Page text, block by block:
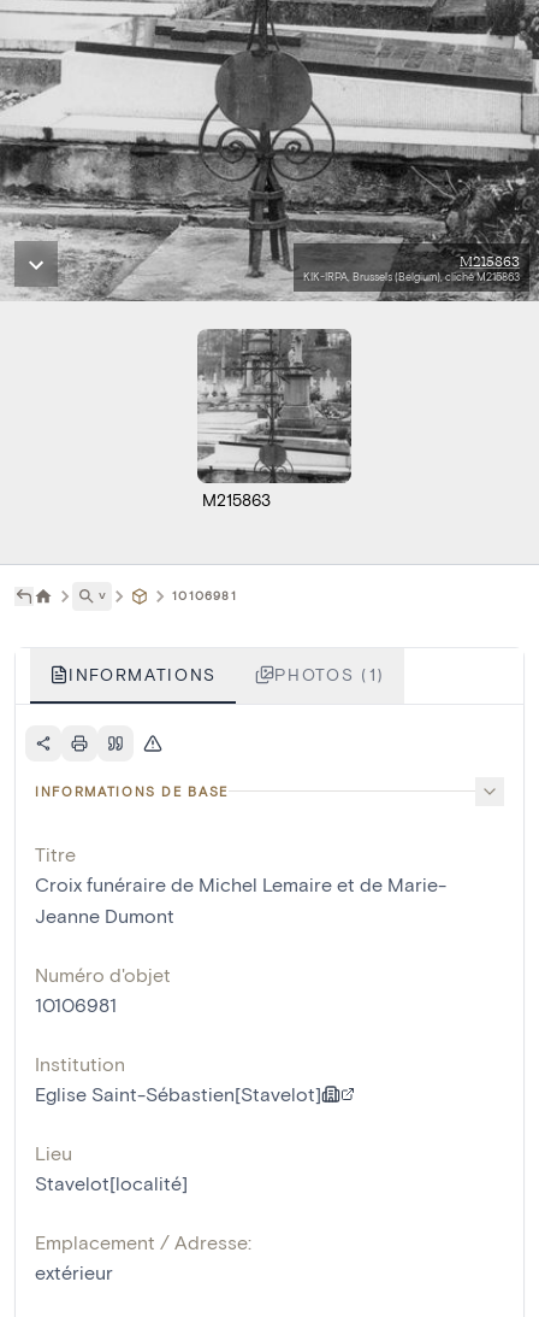
M215863
KIK-IRPA, Brussels (Belgium), cliché M215863
M215863
˅ 10106981
INFORMATIONS PHOTOS (1)
INFORMATIONS DE BASE
Titre
Croix funéraire de Michel Lemaire et de Marie-
Jeanne Dumont
Numéro d'objet
10106981
Institution
Eglise Saint-Sébastien[Stavelot]
Lieu
Stavelot[localité]
Emplacement / Adresse:
extérieur